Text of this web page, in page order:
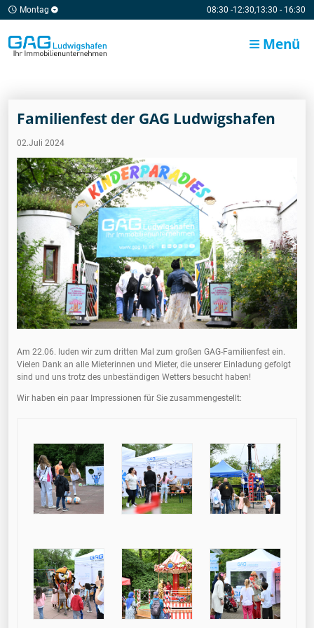
Montag 08:30 -12:30,13:30 - 16:30
Menü
Familienfest der GAG Ludwigshafen
02.Juli 2024
Am 22.06. luden wir zum dritten Mal zum großen GAG-Familienfest ein.
Vielen Dank an alle Mieterinnen und Mieter, die unserer Einladung gefolgt
sind und uns trotz des unbeständigen Wetters besucht haben!
Wir haben ein paar Impressionen für Sie zusammengestellt: